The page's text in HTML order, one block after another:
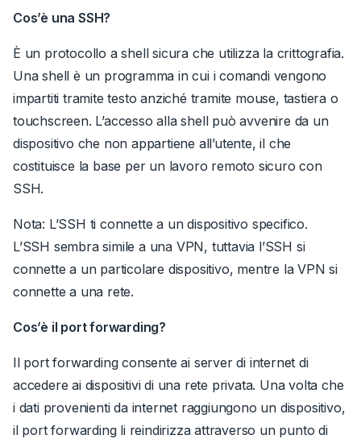
Cos’è una SSH?
È un protocollo a shell sicura che utilizza la crittografia.
Una shell è un programma in cui i comandi vengono
impartiti tramite testo anziché tramite mouse, tastiera o
touchscreen. L’accesso alla shell può avvenire da un
dispositivo che non appartiene all’utente, il che
costituisce la base per un lavoro remoto sicuro con
SSH.
Nota: L’SSH ti connette a un dispositivo specifico.
L’SSH sembra simile a una VPN, tuttavia l’SSH si
connette a un particolare dispositivo, mentre la VPN si
connette a una rete.
Cos’è il port forwarding?
Il port forwarding consente ai server di internet di
accedere ai dispositivi di una rete privata. Una volta che
i dati provenienti da internet raggiungono un dispositivo,
il port forwarding li reindirizza attraverso un punto di